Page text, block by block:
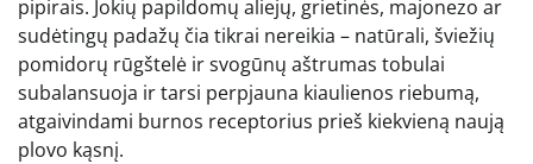
pipirais. Jokių papildomų aliejų, grietinės, majonezo ar
sudėtingų padažų čia tikrai nereikia – natūrali, šviežių
pomidorų rūgštelė ir svogūnų aštrumas tobulai
subalansuoja ir tarsi perpjauna kiaulienos riebumą,
atgaivindami burnos receptorius prieš kiekvieną naują
plovo kąsnį.